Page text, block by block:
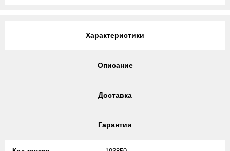
Характеристики
Описание
Доставка
Гарантии